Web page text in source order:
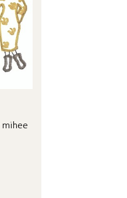
mihee